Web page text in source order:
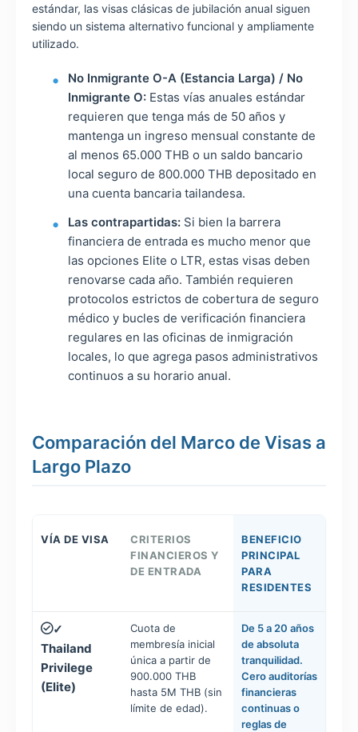
estándar, las visas clásicas de jubilación anual siguen
siendo un sistema alternativo funcional y ampliamente
utilizado.
No Inmigrante O-A (Estancia Larga) / No
Inmigrante O: Estas vías anuales estándar
requieren que tenga más de 50 años y
mantenga un ingreso mensual constante de
al menos 65.000 THB o un saldo bancario
local seguro de 800.000 THB depositado en
una cuenta bancaria tailandesa.
Las contrapartidas: Si bien la barrera
financiera de entrada es mucho menor que
las opciones Elite o LTR, estas visas deben
renovarse cada año. También requieren
protocolos estrictos de cobertura de seguro
médico y bucles de verificación financiera
regulares en las oficinas de inmigración
locales, lo que agrega pasos administrativos
continuos a su horario anual.
Comparación del Marco de Visas a
Largo Plazo
VÍA DE VISA
CRITERIOS
FINANCIEROS Y
DE ENTRADA
BENEFICIO
PRINCIPAL
PARA
RESIDENTES
✓
Thailand
Privilege
(Elite)
Cuota de
membresía inicial
única a partir de
900.000 THB
hasta 5M THB (sin
límite de edad).
De 5 a 20 años
de absoluta
tranquilidad.
Cero auditorías
financieras
continuas o
reglas de